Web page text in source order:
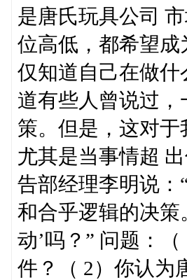
是唐氏玩具公司
位高低，都希望
仅知道自己在做
道有些人曾说过
策。但是，这对
尤其是当事情超
告部经理李明说：
和合乎逻辑的决策
动’吗？” 问题：
件？（ 2）你认为